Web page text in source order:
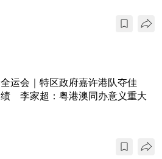
全运会｜特区政府嘉许港队夺佳
绩 李家超：粤港澳同办意义重大